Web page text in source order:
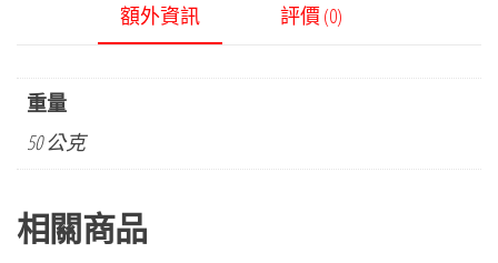
額外資訊 評價 (0)
重量
50 公克
相關商品